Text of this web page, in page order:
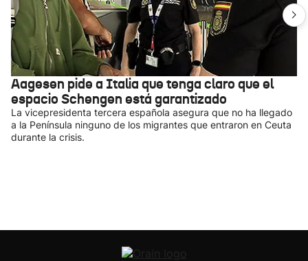
Aagesen pide a Italia que tenga claro que el
espacio Schengen está garantizado
La vicepresidenta tercera española asegura que no ha llegado
a la Península ninguno de los migrantes que entraron en Ceuta
durante la crisis.